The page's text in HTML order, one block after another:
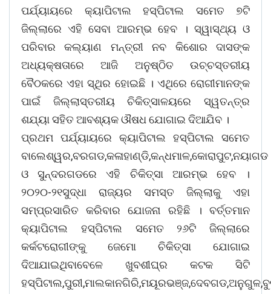
ପର୍ଯ୍ୟାୟରେ କ୍ୟାପିଟାଲ ହସ୍ପିଟାଲ ସମେତ ୭ଟି
ଜିଲ୍ଲାରେ ଏହି ସେବା ଆରମ୍ଭ ହେବ । ସ୍ୱାସ୍ଥ୍ୟ ଓ
ପରିବାର କଲ୍ୟାଣ ମନ୍ତ୍ରୀ ନବ କିଶୋର ଦାସଙ୍କ
ଅଧ୍ୟକ୍ଷତାରେ ଆଜି ଅନୁଷ୍ଠିତ ଉଚ୍ଚସ୍ତରୀୟ
ବୈଠକରେ ଏହା ସ୍ଥିର ହୋଇଛି । ଏଥିରେ ରୋଗୀମାନଙ୍କ
ପାଇଁ ଜିଲ୍ଲାସ୍ତରୀୟ ଚିକିତ୍ସାଳୟରେ ସ୍ୱତନ୍ତ୍ର
ଶଯ୍ୟା ସହିତ ଆବଶ୍ୟକ ଔଷଧ ଯୋଗାଇ ଦିଆଯିବ ।
ପ୍ରଥମ ପର୍ଯ୍ୟାୟରେ କ୍ୟାପିଟାଲ ହସ୍ପିଟାଲ ସମେତ
ବାଲେଶ୍ୱର,ବରଗଡ,କଳାହାଣ୍ଡି,କନ୍ଧମାଳ,କୋରାପୁଟ,ନୟାଗଡ
ଓ ସୁନ୍ଦରଗଡରେ ଏହି ଚିକିତ୍ସା ଆରମ୍ଭ ହେବ ।
୨୦୨୦-୨୧ସୁଦ୍ଧା ରାଜ୍ୟର ସମସ୍ତ ଜିଲ୍ଲାକୁ ଏହା
ସମ୍ପ୍ରସାରିତ କରିବାର ଯୋଜନା ରହିଛି । ବର୍ତ୍ତମାନ
କ୍ୟାପିଟାଲ ହସ୍ପିଟାଲ ସମେତ ୨୬ଟି ଜିଲ୍ଲାରେ
କର୍କଟରୋଗୀଙ୍କୁ ଜେମୋ ଚିକିତ୍ସା ଯୋଗାଇ
ଦିଆଯାଇଥିବାବେଳେ ଖୁବଶୀଘ୍ର କଟକ ସିଟି